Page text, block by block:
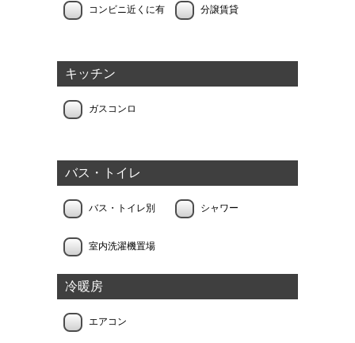
コンビニ近くに有 分譲賃貸
キッチン
ガスコンロ
バス・トイレ
バス・トイレ別 シャワー
室内洗濯機置場
冷暖房
エアコン